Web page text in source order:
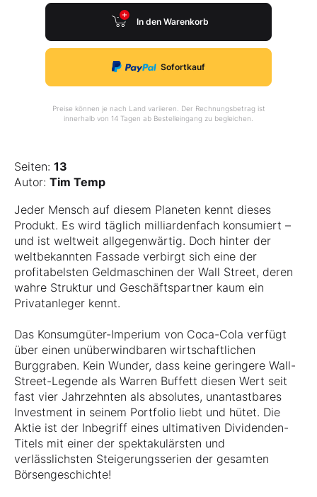
In den Warenkorb
Sofortkauf
Preise können je nach Land variieren. Der Rechnungsbetrag ist
innerhalb von 14 Tagen ab Bestelleingang zu begleichen.
Seiten: 13
Autor: Tim Temp
Jeder Mensch auf diesem Planeten kennt dieses
Produkt. Es wird täglich milliardenfach konsumiert –
und ist weltweit allgegenwärtig. Doch hinter der
weltbekannten Fassade verbirgt sich eine der
profitabelsten Geldmaschinen der Wall Street, deren
wahre Struktur und Geschäftspartner kaum ein
Privatanleger kennt.
Das Konsumgüter-Imperium von Coca-Cola verfügt
über einen unüberwindbaren wirtschaftlichen
Burggraben. Kein Wunder, dass keine geringere Wall-
Street-Legende als Warren Buffett diesen Wert seit
fast vier Jahrzehnten als absolutes, unantastbares
Investment in seinem Portfolio liebt und hütet. Die
Aktie ist der Inbegriff eines ultimativen Dividenden-
Titels mit einer der spektakulärsten und
verlässlichsten Steigerungsserien der gesamten
Börsengeschichte!